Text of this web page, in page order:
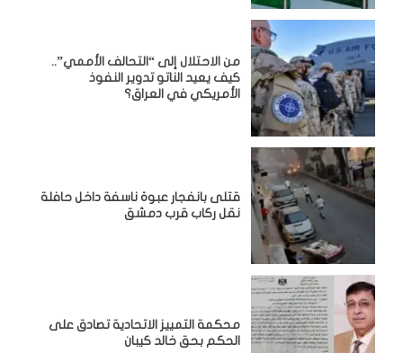
من الاحتلال إلى “التحالف الأممي”..
كيف يعيد الناتو تدوير النفوذ
الأمريكي في العراق؟
قتلى بانفجار عبوة ناسفة داخل حافلة
نقل ركاب قرب دمشق
محكمة التمييز الاتحادية تصادق على
الحكم بحق خالد كيبان